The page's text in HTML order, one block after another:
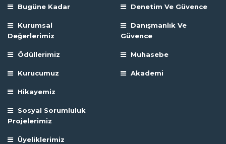
Bugüne Kadar
Kurumsal
Değerlerimiz
Ödüllerimiz
Kurucumuz
Hikayemiz
Sosyal Sorumluluk
Projelerimiz
Üyeliklerimiz
Denetim Ve Güvence
Danışmanlık Ve
Güvence
Muhasebe
Akademi